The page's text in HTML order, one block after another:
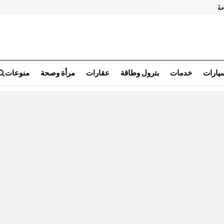
خدمات بترول وطاقة عقارات مرأة وصحة منوعات